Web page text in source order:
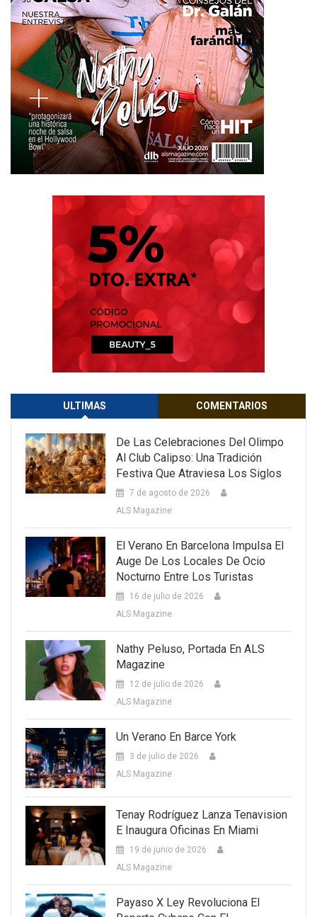
ULTIMAS COMENTARIOS
De Las Celebraciones Del Olimpo
Al Club Calipso: Una Tradición
Festiva Que Atraviesa Los Siglos
7 de agosto de 2026
ALS Magazine
El Verano En Barcelona Impulsa El
Auge De Los Locales De Ocio
Nocturno Entre Los Turistas
16 de julio de 2026
ALS Magazine
Nathy Peluso, Portada En ALS
Magazine
12 de julio de 2026
ALS Magazine
Un Verano En Barce York
3 de julio de 2026
ALS Magazine
Tenay Rodríguez Lanza Tenavision
E Inaugura Oficinas En Miami
19 de junio de 2026
ALS Magazine
Payaso X Ley Revoluciona El